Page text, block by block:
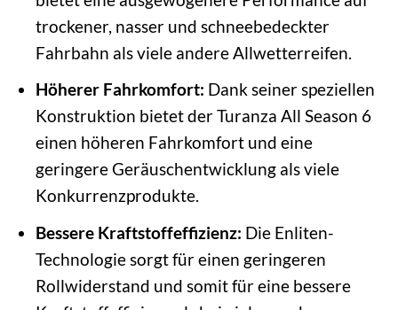
trockener, nasser und schneebedeckter
Fahrbahn als viele andere Allwetterreifen.
Höherer Fahrkomfort: Dank seiner speziellen
Konstruktion bietet der Turanza All Season 6
einen höheren Fahrkomfort und eine
geringere Geräuschentwicklung als viele
Konkurrenzprodukte.
Bessere Kraftstoffeffizienz: Die Enliten-
Technologie sorgt für einen geringeren
Rollwiderstand und somit für eine bessere